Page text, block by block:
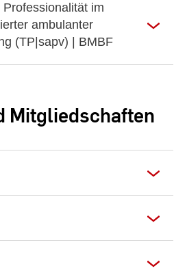
im
ambulanter
(TP|sapv) | BMBF
Mitgliedschaften